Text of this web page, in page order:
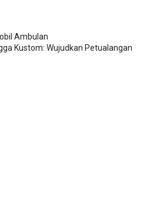
Ambulan
Kustom: Wujudkan Petualangan